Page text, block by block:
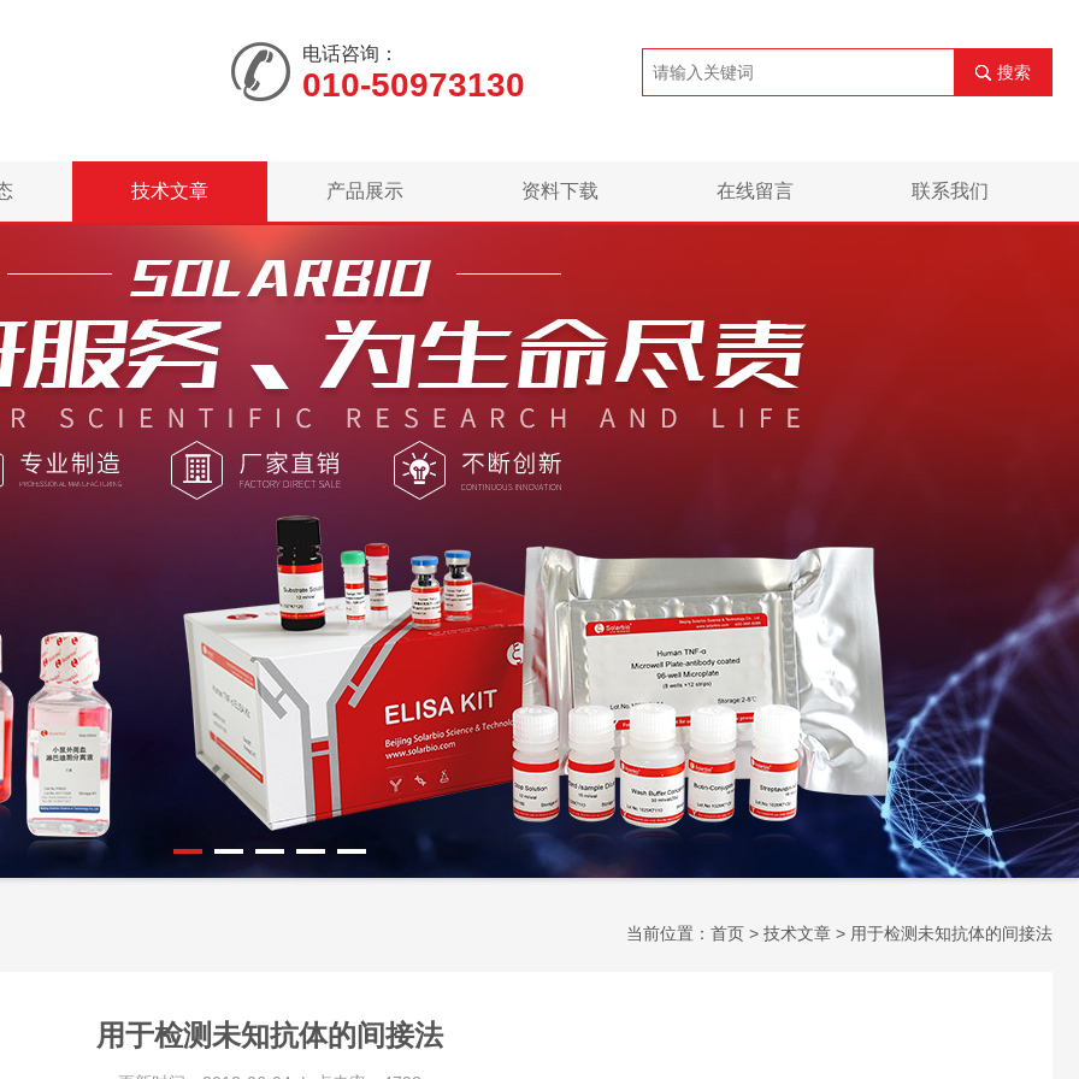
电话咨询：
010-50973130 搜索
技术文章 产品展示 资料下载 在线留言 联系我们
当前位置： 首页 > 技术文章 > 用于检测未知抗体的间接法
用于检测未知抗体的间接法